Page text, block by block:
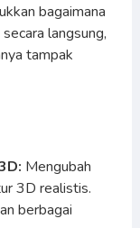
bagaimana
langsung,
tampak
Mengubah
3D realistis.
berbagai